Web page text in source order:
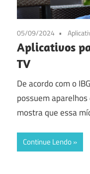
05/09/2024
Aplicativos
TV
De acordo com o
possuem
mostra que essa
Continue Lendo